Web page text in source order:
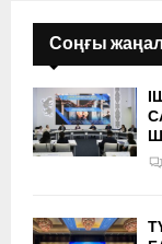
Соңғы